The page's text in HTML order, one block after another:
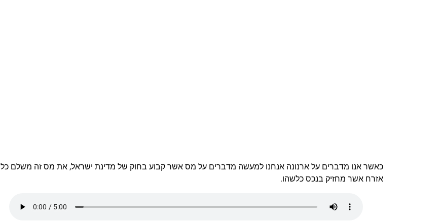
כאשר אנו מדברים על ארנונה אנחנו למעשה מדברים על מס אשר קבוע בחוק של מדינת ישראל, את מס זה משלם כל
אזרח אשר מחזיק בנכס כלשהו.